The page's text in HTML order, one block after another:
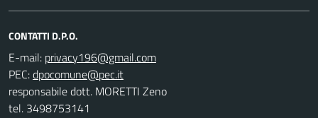
CONTATTI D.P.O.
E-mail:
PEC:
responsabile dott. MORETTI Zeno
tel. 3498753141